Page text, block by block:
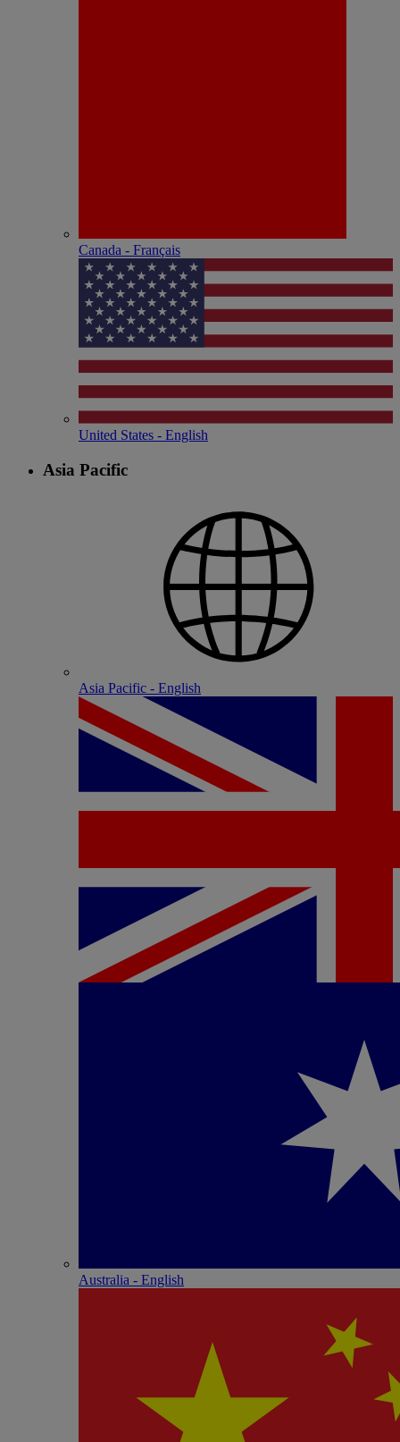
Canada - Français
United States - English
Asia Pacific
Asia Pacific - English
Australia - English